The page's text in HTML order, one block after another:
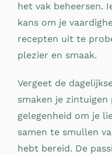
het vak beheersen.
kans om je
recepten uit te
plezier en smaak.
Vergeet de
smaken je
gelegenheid om je
samen te smullen
hebt bereid. De